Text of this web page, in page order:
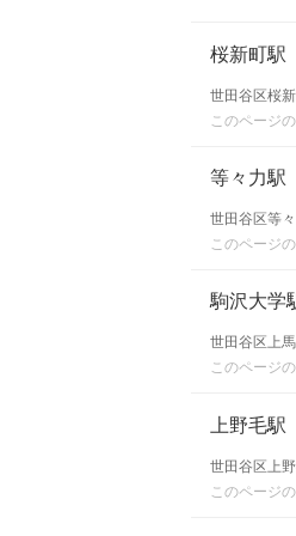
桜新町駅
世田谷区桜
このページ
等々力駅
世田谷区等
このページ
駒沢大学
世田谷区上
このページ
上野毛駅
世田谷区上
このページ